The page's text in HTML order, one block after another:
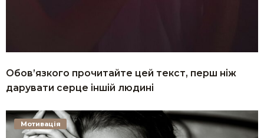
Обов’язкого прочитайте цей текст, перш ніж
дарувати серце іншій людині
Мотивація